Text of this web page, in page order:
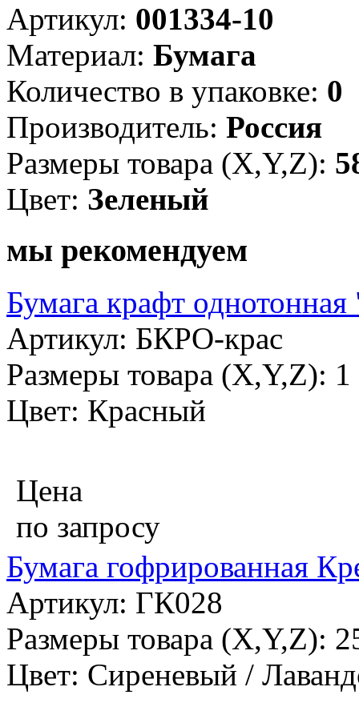
Артикул: 001334-10
Материал: Бумага
Количество в упаковке: 0
Производитель: Россия
Размеры товара (X,Y,Z):
Цвет: Зеленый
мы рекомендуем
Бумага крафт
Артикул: БКРО-крас
Размеры товара (X,Y,Z):
Цвет: Красный
Цена
по запросу
Бумага гофрированная
Артикул: ГК028
Размеры товара (X,Y,Z):
Цвет: Сиреневый /